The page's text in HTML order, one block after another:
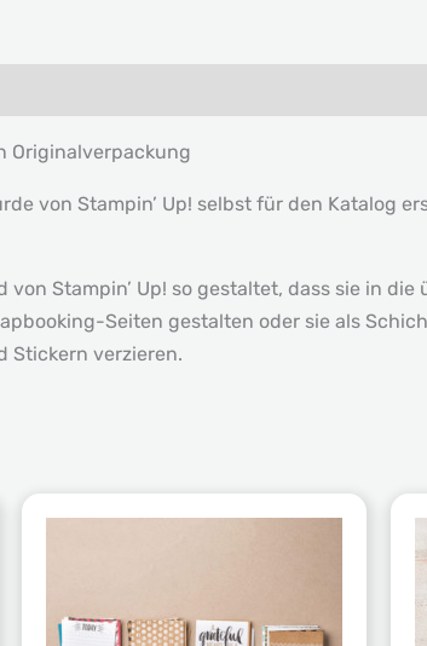
Originalverpackung
von Stampin’ Up! selbst für den Katalog
von Stampin’ Up! so gestaltet, dass sie in
Seiten gestalten oder sie als
Stickern verzieren.